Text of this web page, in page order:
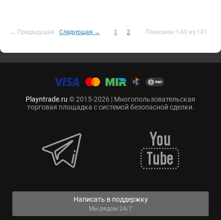
← Предыдущая Следующая → 1 2 Показаны 1-60 из 101
Playntrade.ru © 2015-2026 | Многопользовательская
торговая площадка с системой безопасной сделки.
Написать в поддержку
Мы рядом 24/7